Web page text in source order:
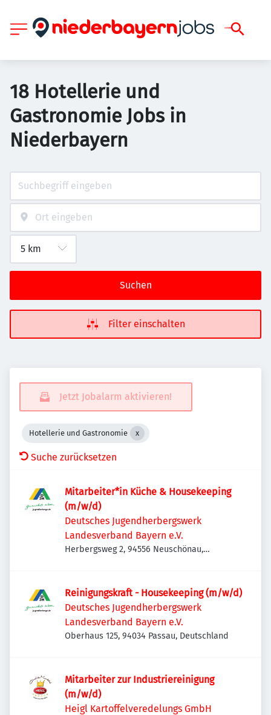
18 Hotellerie und
Gastronomie Jobs in
Niederbayern
Suchen
Filter einschalten
Jetzt Jobalarm aktivieren!
Hotellerie und Gastronomie
Suche zurücksetzen
Mitarbeiter*in Küche & Housekeeping
(m/w/d)
Deutsches Jugendherbergswerk
Landesverband Bayern e.V.
Herbergsweg 2, 94556 Neuschönau,
Reinigungskraft - Housekeeping (m/w/d)
Deutsches Jugendherbergswerk
Landesverband Bayern e.V.
Oberhaus 125, 94034 Passau, Deutschland
Mitarbeiter zur Industriereinigung
(m/w/d)
Heigl Kartoffelveredelungs GmbH